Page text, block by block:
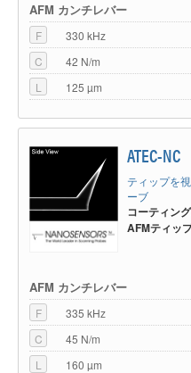
AFM カンチレバー
F
330 kHz
C
42 N/m
L
125 µm
ATEC-NC
ティップを
ーブ
コーティン
AFMティッ
AFM カンチレバー
F
335 kHz
C
45 N/m
L
160 µm